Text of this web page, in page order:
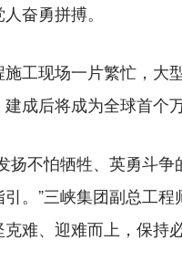
奋勇拼搏。
现场一片繁忙，大型
成后将成为全球首个
不怕牺牲、英勇斗争
。”三峡集团副总工
难、迎难而上，保持